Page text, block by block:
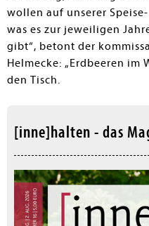
wollen auf unserer
was es zur jeweiligen
gibt“, betont der
Helmecke: „Erdbeeren
den Tisch.
[inne]halten - das